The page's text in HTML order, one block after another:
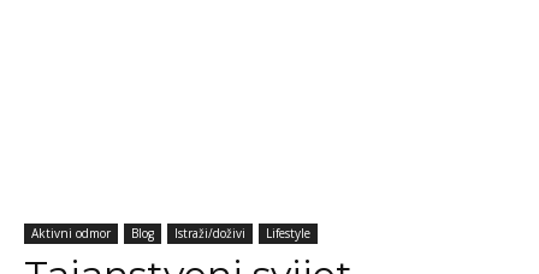
Aktivni odmor Blog Istraži/doživi Lifestyle